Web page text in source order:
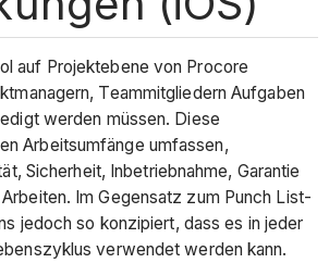
auf Projektebene von Procore
Teammitgliedern Aufgaben
werden müssen. Diese
Arbeitsumfänge umfassen,
Sicherheit, Inbetriebnahme, Garantie
Im Gegensatz zum Punch List-
jedoch so konzipiert, dass es in jeder
verwendet werden kann.